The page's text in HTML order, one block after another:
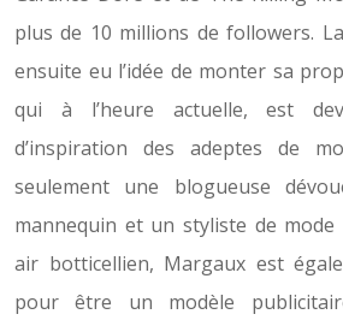
plus de 10 millions de followers.
ensuite eu l’idée de monter sa
qui à l’heure actuelle, est
d’inspiration des adeptes de
seulement une blogueuse
mannequin et un styliste de mode
air botticellien, Margaux est
pour être un modèle